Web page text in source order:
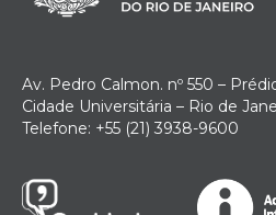
Av. Pedro Calmon. nº 550 –
Cidade Universitária – Rio de
Telefone: +55 (21) 3938-9600